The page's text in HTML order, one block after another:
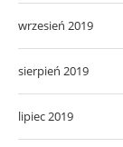
wrzesień 2019
sierpień 2019
lipiec 2019